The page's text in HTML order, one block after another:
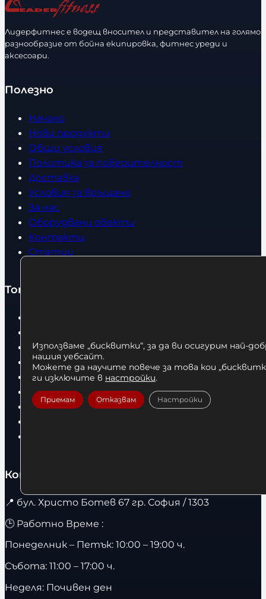
е
т
в
Лидерфитнес е водещ вносител и представител на голямо
разнообразие от бойна екипировка, фитнес уреди и
аксесоари.
Полезно
Начало
Нови продукти
Общи условия
Политика за поверителност
Доставка
Условия за връщане
За нас
Оборудвани обекти
Контакти
Статии
Топ категории
Боксови ръкавици
Дрехи
Детски дрехи
Суичъри
Фитнес оборудване и аксесоари
Контакти
📍 бул. Христо Ботев 67 гр. София / 1303
🕒 Работно Време :
Понеделник – Петък: 10:00 – 19:00 ч.
Събота: 11:00 – 17:00 ч.
Неделя: Почивен ден
Използваме „бисквитки“, за да ви осигурим най-
нашия уебсайт.
Можете да научите повече за това кои
ги изключите в настройки.
Приемам Отказвам Настройки